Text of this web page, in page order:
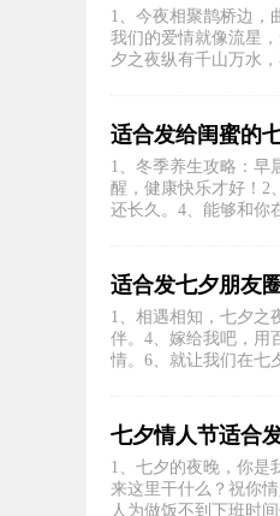
1、今夜相聚鹊桥边，
我们的爱情就像流星
夕之夜纵有千山万水
适合发给闺蜜的
1、冬季养生攻略：早
醒，健康快乐才好！2
还长久。4、能够和你
适合发七夕朋友
1、相遇相知，七夕之
伴。4、嫁给我吧，用
情。6、就让我们在七
七夕情人节适合
1、七夕的夜晚，你是
来这里干什么？祝你
人为做饭不到下班时